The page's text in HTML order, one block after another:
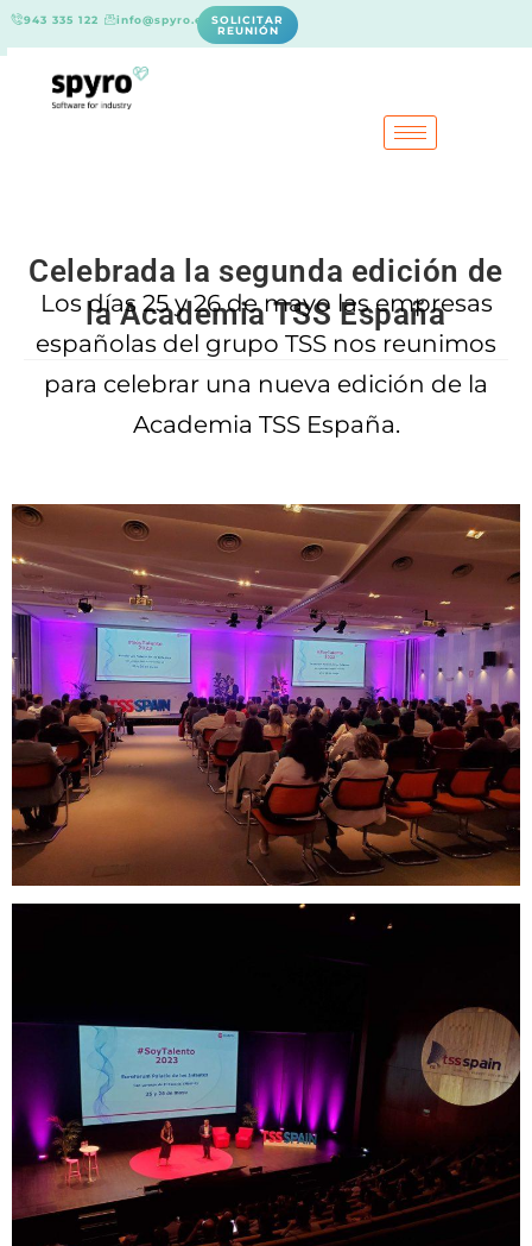
943 335 122 info@spyro.es SOLICITAR
REUNIÓN
Celebrada la segunda edición de
la Academia TSS España
Los días 25 y 26 de mayo las empresas
españolas del grupo TSS nos reunimos
para celebrar una nueva edición de la
Academia TSS España.